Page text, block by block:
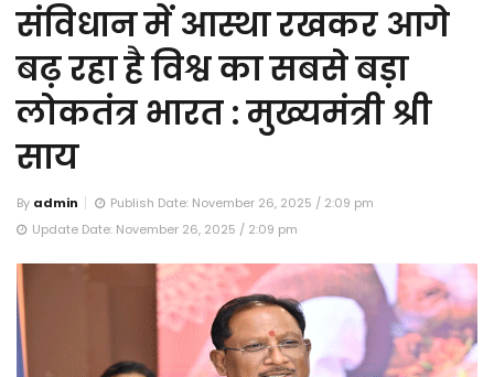
संविधान में आस्था रखकर आगे
बढ़ रहा है विश्व का सबसे बड़ा
लोकतंत्र भारत : मुख्यमंत्री श्री
साय
By admin
Publish Date: November 26, 2025 / 2:09 pm
Update Date: November 26, 2025 / 2:09 pm